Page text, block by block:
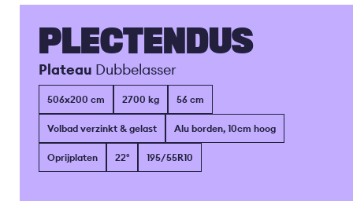
PLECTENDUS
Plateau Dubbelasser
506x200 cm 2700 kg 56 cm
Volbad verzinkt & gelast Alu borden, 10cm hoog
Oprijplaten 22° 195/55R10